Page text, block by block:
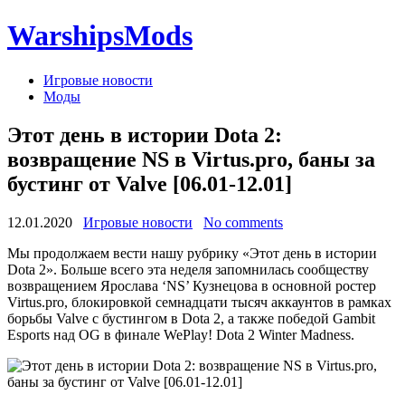
WarshipsMods
Игровые новости
Моды
Этот день в истории Dota 2:
возвращение NS в Virtus.pro, баны за
бустинг от Valve [06.01-12.01]
12.01.2020 Игровые новости
No comments
Мы продолжаем вести нашу рубрику «Этот день в истории
Dota 2». Больше всего эта неделя запомнилась сообществу
возвращением Ярослава ‘NS’ Кузнецова в основной ростер
Virtus.pro, блокировкой семнадцати тысяч аккаунтов в рамках
борьбы Valve с бустингом в Dota 2, а также победой Gambit
Esports над OG в финале WePlay! Dota 2 Winter Madness.